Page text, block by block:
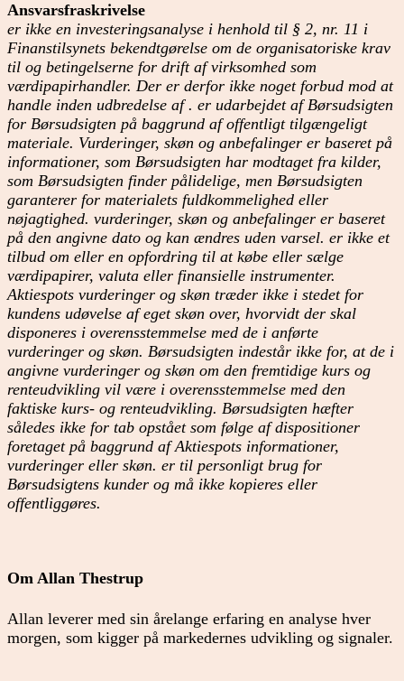
Ansvarsfraskrivelse
er ikke en investeringsanalyse i henhold til § 2, nr. 11 i
Finanstilsynets bekendtgørelse om de organisatoriske krav
til og betingelserne for drift af virksomhed som
værdipapirhandler. Der er derfor ikke noget forbud mod at
handle inden udbredelse af . er udarbejdet af Børsudsigten
for Børsudsigten på baggrund af offentligt tilgængeligt
materiale. Vurderinger, skøn og anbefalinger er baseret på
informationer, som Børsudsigten har modtaget fra kilder,
som Børsudsigten finder pålidelige, men Børsudsigten
garanterer for materialets fuldkommelighed eller
nøjagtighed. vurderinger, skøn og anbefalinger er baseret
på den angivne dato og kan ændres uden varsel. er ikke et
tilbud om eller en opfordring til at købe eller sælge
værdipapirer, valuta eller finansielle instrumenter.
Aktiespots vurderinger og skøn træder ikke i stedet for
kundens udøvelse af eget skøn over, hvorvidt der skal
disponeres i overensstemmelse med de i anførte
vurderinger og skøn. Børsudsigten indestår ikke for, at de i
angivne vurderinger og skøn om den fremtidige kurs og
renteudvikling vil være i overensstemmelse med den
faktiske kurs- og renteudvikling. Børsudsigten hæfter
således ikke for tab opstået som følge af dispositioner
foretaget på baggrund af Aktiespots informationer,
vurderinger eller skøn. er til personligt brug for
Børsudsigtens kunder og må ikke kopieres eller
offentliggøres.
Om Allan Thestrup
Allan leverer med sin årelange erfaring en analyse hver
morgen, som kigger på markedernes udvikling og signaler.